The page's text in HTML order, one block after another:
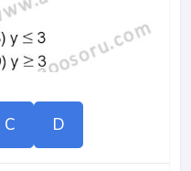
C D